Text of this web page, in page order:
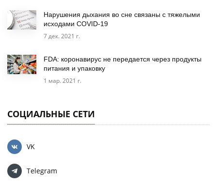
Нарушения дыхания во сне связаны с тяжелыми
исходами COVID-19
7 дек. 2021 г.
FDA: коронавирус не передается через продукты
питания и упаковку
1 мар. 2021 г.
СОЦИАЛЬНЫЕ СЕТИ
VK
Telegram